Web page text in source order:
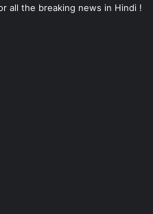
all the breaking news in Hindi !